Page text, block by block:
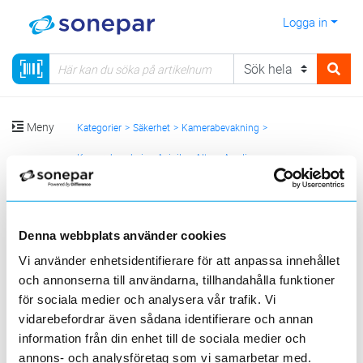
Denna webbplats använder cookies
Vi använder enhetsidentifierare för att anpassa innehållet
och annonserna till användarna, tillhandahålla funktioner
för sociala medier och analysera vår trafik. Vi
vidarebefordrar även sådana identifierare och annan
information från din enhet till de sociala medier och
annons- och analysföretag som vi samarbetar med.
Logga in
Meny Kategorier Säkerhet Kamerabevakning
Kamerabevakning Avigilon Alta Ava licenser
Ava integrationslicenser passerkontroll
Sortera
Sida < 1 > Per sida 20 50 100 200
AVIGILON ALTA